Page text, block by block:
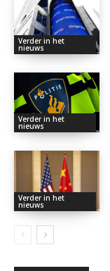
Verder in het
nieuws
Verder in het
nieuws
Verder in het
nieuws